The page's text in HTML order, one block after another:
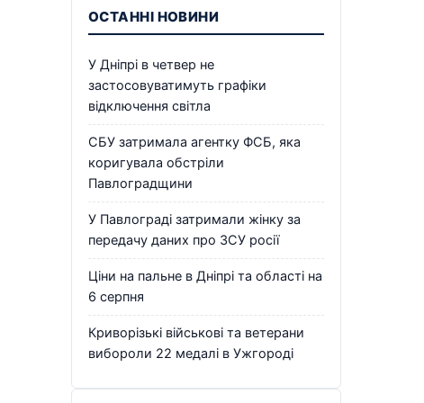
ОСТАННІ НОВИНИ
У Дніпрі в четвер не
застосовуватимуть графіки
відключення світла
СБУ затримала агентку ФСБ, яка
коригувала обстріли
Павлоградщини
У Павлограді затримали жінку за
передачу даних про ЗСУ росії
Ціни на пальне в Дніпрі та області на
6 серпня
Криворізькі військові та ветерани
вибороли 22 медалі в Ужгороді